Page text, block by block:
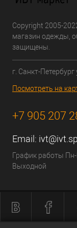
Copyright 2005-
магазин одежды,
защищены.
г. Санкт-
Посмотреть на
+7 905 207
Email:
График работы Пн-
Выходной